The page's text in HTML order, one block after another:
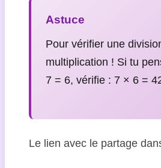
Astuce
Pour vérifier une
multiplication ! Si tu
7 = 6, vérifie : 7 × 6 =
Le lien avec le partage